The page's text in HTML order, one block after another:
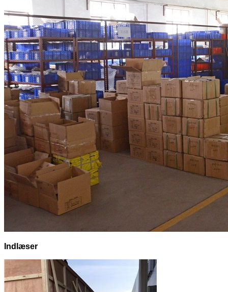
Indlæser